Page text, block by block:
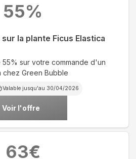
la plante Ficus Elastica
sur votre commande d'un
chez Green Bubble
Valable jusqu'au 30/04/2026
Voir l'offre
55%
63€